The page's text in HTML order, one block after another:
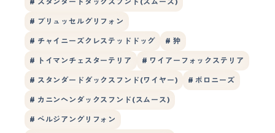
# ブリュッセルグリフォン
# チャイニーズクレステッドドッグ # 狆
# トイマンチェスターテリア # ワイアーフォックステリア
# スタンダードダックスフンド(ワイヤー) # ボロニーズ
# カニンヘンダックスフンド(スムース)
# ベルジアングリフォン